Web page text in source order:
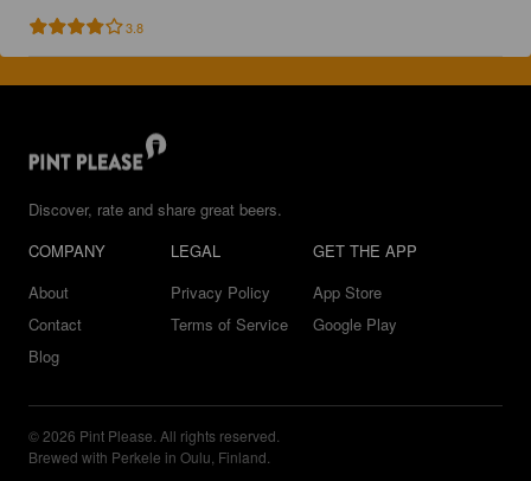
3.8
Discover, rate and share great beers.
COMPANY
About
Contact
Blog
LEGAL
Privacy Policy
Terms of Service
GET THE APP
App Store
Google Play
© 2026 Pint Please. All rights reserved.
Brewed with Perkele in Oulu, Finland.